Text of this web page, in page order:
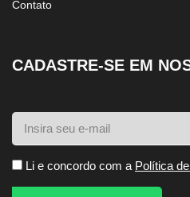
Contato
CADASTRE-SE EM
Li e concordo com a Política